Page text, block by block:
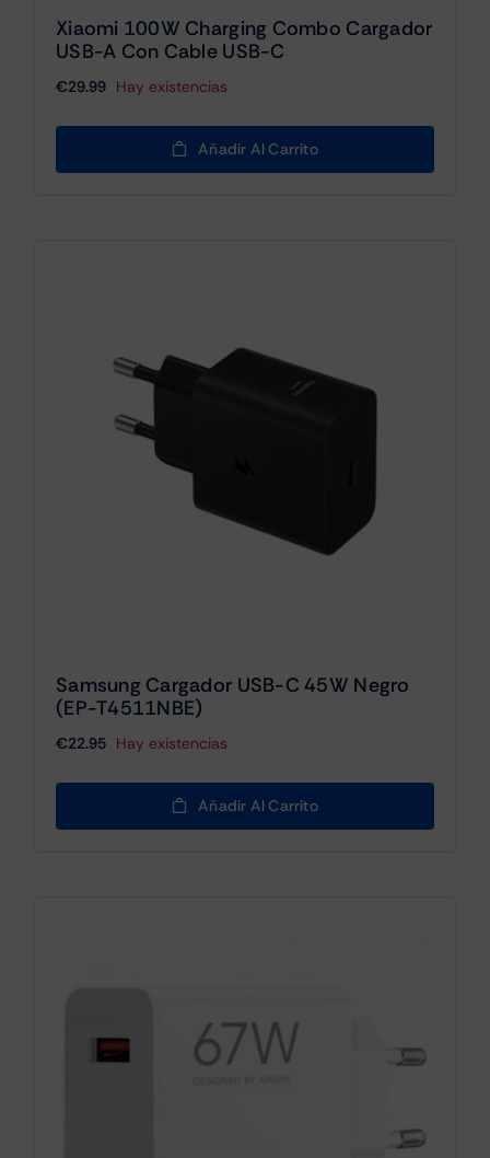
Xiaomi 100W Charging Combo Cargador
USB-A Con Cable USB-C
€29.99 Hay existencias
Añadir Al Carrito
Samsung Cargador USB-C 45W Negro
(EP-T4511NBE)
€22.95 Hay existencias
Añadir Al Carrito